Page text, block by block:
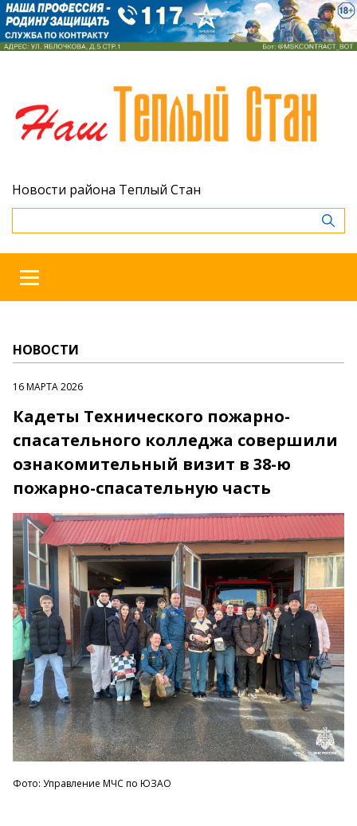
Новости района Теплый Стан
НОВОСТИ
16 МАРТА 2026
Кадеты Технического пожарно-
спасательного колледжа совершили
ознакомительный визит в 38-ю
пожарно-спасательную часть
Фото: Управление МЧС по ЮЗАО